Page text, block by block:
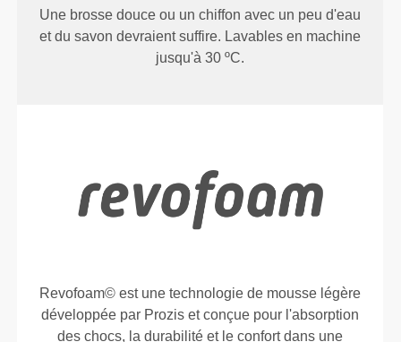
Une brosse douce ou un chiffon avec un peu d'eau
et du savon devraient suffire. Lavables en machine
jusqu'à 30 ºC.
Revofoam© est une technologie de mousse légère
développée par Prozis et conçue pour l'absorption
des chocs, la durabilité et le confort dans une